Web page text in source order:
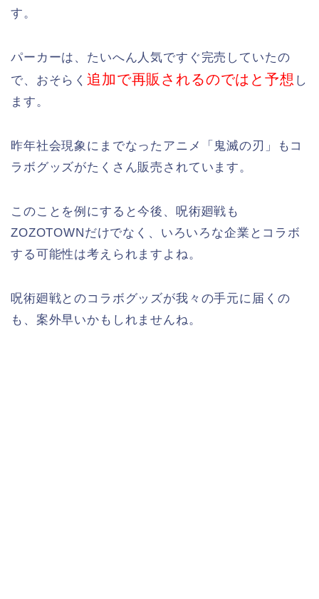
す。
パーカーは、たいへん人気ですぐ完売していたの
で、おそらく追加で再販されるのではと予想 し
ます。
昨年社会現象にまでなったアニメ「鬼滅の刃」もコ
ラボグッズがたくさん販売されています。
このことを例にすると今後、呪術廻戦も
ZOZOTOWNだけでなく、いろいろな企業とコラボ
する可能性は考えられますよね。
呪術廻戦とのコラボグッズが我々の手元に届くの
も、案外早いかもしれませんね。